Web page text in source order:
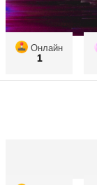
Онлайн
1